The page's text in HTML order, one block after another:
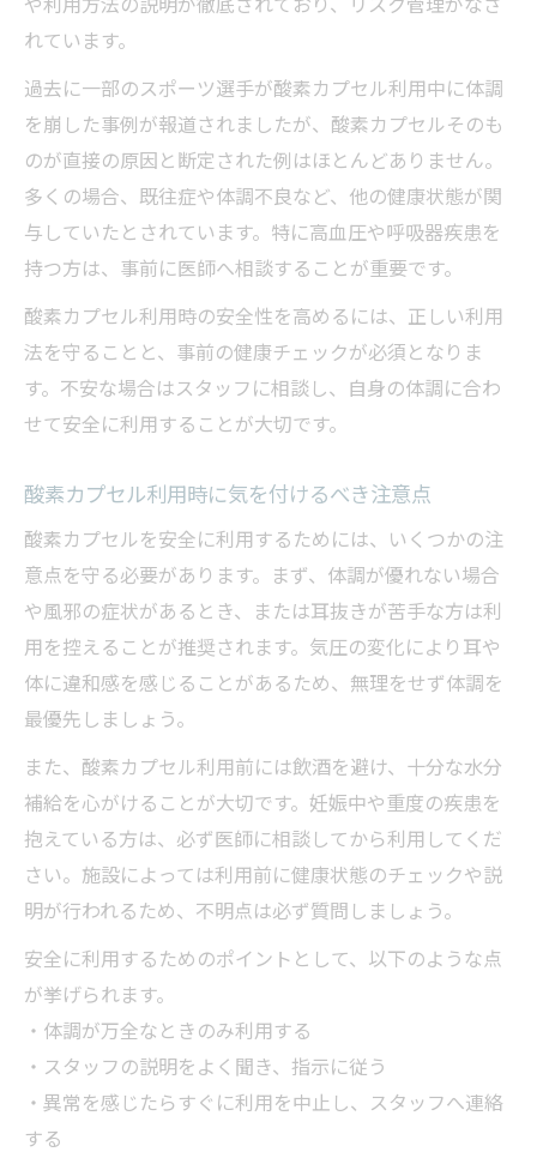
れています。
過去に一部のスポーツ選手が酸素カプセル利用中に体調
を崩した事例が報道されましたが、酸素カプセルそのも
のが直接の原因と断定された例はほとんどありません。
多くの場合、既往症や体調不良など、他の健康状態が関
与していたとされています。特に高血圧や呼吸器疾患を
持つ方は、事前に医師へ相談することが重要です。
酸素カプセル利用時の安全性を高めるには、正しい利用
法を守ることと、事前の健康チェックが必須となりま
す。不安な場合はスタッフに相談し、自身の体調に合わ
せて安全に利用することが大切です。
酸素カプセル利用時に気を付けるべき注意点
酸素カプセルを安全に利用するためには、いくつかの注
意点を守る必要があります。まず、体調が優れない場合
や風邪の症状があるとき、または耳抜きが苦手な方は利
用を控えることが推奨されます。気圧の変化により耳や
体に違和感を感じることがあるため、無理をせず体調を
最優先しましょう。
また、酸素カプセル利用前には飲酒を避け、十分な水分
補給を心がけることが大切です。妊娠中や重度の疾患を
抱えている方は、必ず医師に相談してから利用してくだ
さい。施設によっては利用前に健康状態のチェックや説
明が行われるため、不明点は必ず質問しましょう。
安全に利用するためのポイントとして、以下のような点
が挙げられます。
・体調が万全なときのみ利用する
・スタッフの説明をよく聞き、指示に従う
・異常を感じたらすぐに利用を中止し、スタッフへ連絡
する